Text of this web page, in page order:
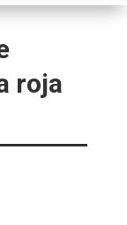
roja